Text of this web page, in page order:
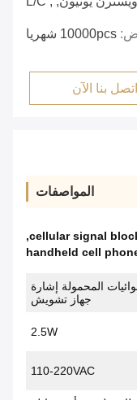
10000pcs شهريا
اتصل بنا الآن
المواصفات
cellular signal
,
handheld cell
المحمولة إشارة
جهاز تشويش
2.5W
110-220VAC